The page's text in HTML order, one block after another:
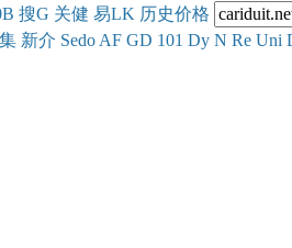
B 搜G 关健 易LK 历史价格
集 新介 Sedo AF GD 101 Dy N Re Uni